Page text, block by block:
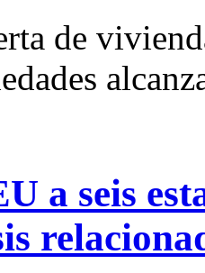
de
a seis